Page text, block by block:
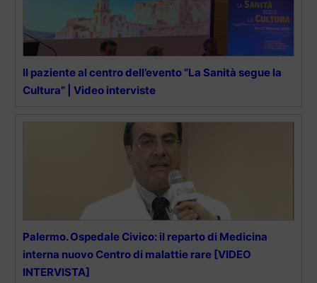
Il paziente al centro dell’evento “La Sanità segue la
Cultura” | Video interviste
Palermo. Ospedale Civico: il reparto di Medicina
interna nuovo Centro di malattie rare [VIDEO
INTERVISTA]